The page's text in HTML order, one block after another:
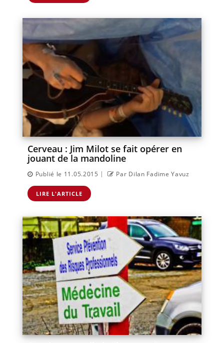
Cerveau : Jim Milot se fait opérer en
jouant de la mandoline
Publié le 11.05.2015 | Par Dilan Fadime Yavuz
LIRE L'ARTICLE